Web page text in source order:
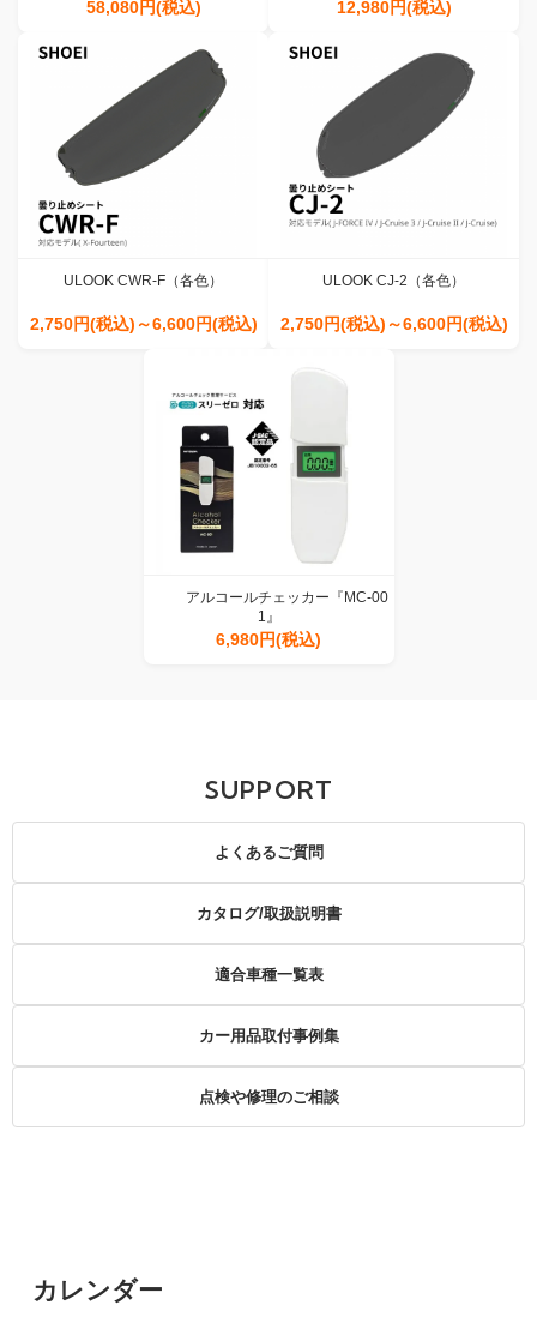
『EDR-22G』
58,080円(税込) 12,980円(税込)
ULOOK CWR-F（各色）
2,750円(税込)～6,600円(税込)
ULOOK CJ-2（各色）
2,750円(税込)～6,600円(税込)
アルコールチェッカー『MC-00
1』
6,980円(税込)
SUPPORT
よくあるご質問
カタログ/取扱説明書
適合車種一覧表
カー用品取付事例集
点検や修理のご相談
カレンダー